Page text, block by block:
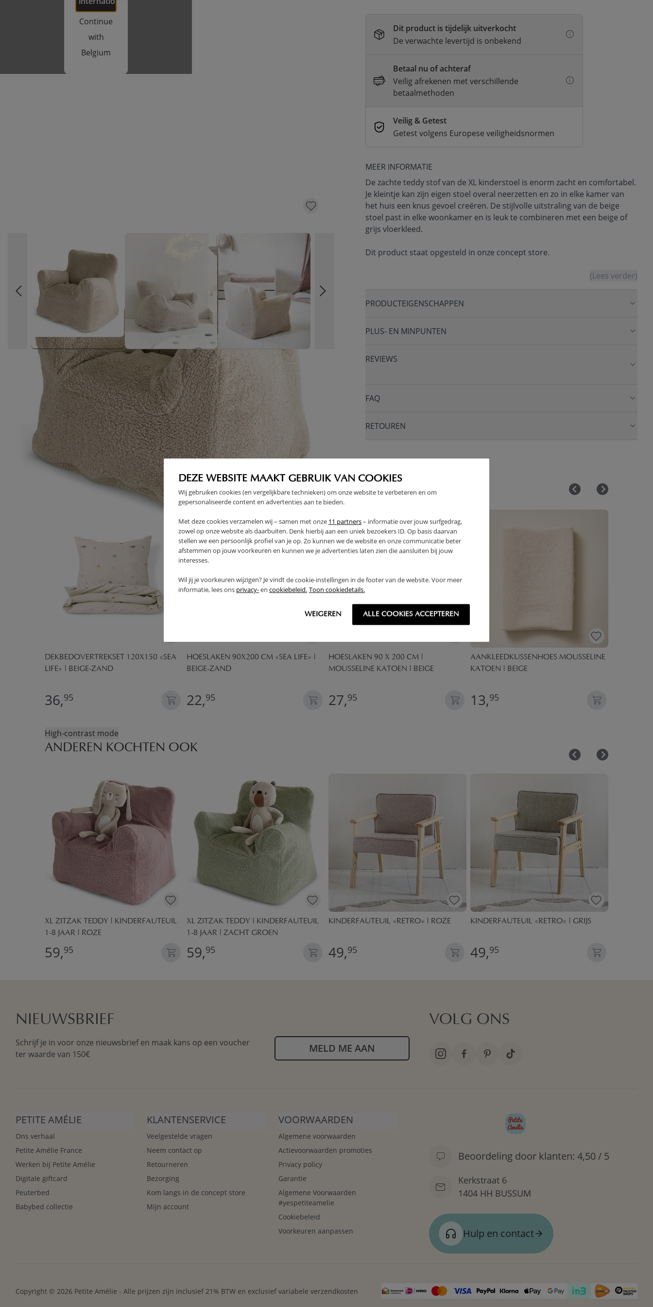
DEZE WEBSITE MAAKT GEBRUIK VAN COOKIES
Wij gebruiken cookies (en vergelijkbare technieken) om onze website te verbeteren en om
gepersonaliseerde content en advertenties aan te bieden.
Met deze cookies verzamelen wij – samen met onze 11 partners– informatie over jouw surfgedrag,
zowel op onze website als daarbuiten. Denk hierbij aan een uniek bezoekers ID. Op basis daarvan
stellen we een persoonlijk profiel van je op. Zo kunnen we de website en onze communicatie beter
afstemmen op jouw voorkeuren en kunnen we je advertenties laten zien die aansluiten bij jouw
interesses.
Wil jij je voorkeuren wijzigen? Je vindt de cookie-instellingen in de footer van de website. Voor meer
informatie, lees ons privacy-en cookiebeleid. Toon cookiedetails.
WEIGEREN ALLE COOKIES ACCEPTEREN
Continue
with
Belgium
Dit product is tijdelijk uitverkocht
De verwachte levertijd is onbekend
Betaal nu of achteraf
Veilig afrekenen met verschillende
betaalmethoden
Veilig & Getest
Getest volgens Europese veiligheidsnormen
MEER INFORMATIE
De zachte teddy stof van de XL kinderstoel is enorm zacht en comfortabel.
Je kleintje kan zijn eigen stoel overal neerzetten en zo in elke kamer van
het huis een knus gevoel creëren. De stijlvolle uitstraling van de beige
stoel past in elke woonkamer en is leuk te combineren met een beige of
grijs vloerkleed.
Dit product staat opgesteld in onze concept store.
(Lees verder)
PRODUCTEIGENSCHAPPEN
PLUS- EN MINPUNTEN
REVIEWS
FAQ
RETOUREN
High-contrast mode
VAAK SAMEN GEKOCHT
DEKBEDOVERTREKSET 120X150 «SEA
LIFE» | BEIGE-ZAND
36,95
HOESLAKEN 90X200 CM «SEA LIFE» |
BEIGE-ZAND
22,95
HOESLAKEN 90 X 200 CM |
MOUSSELINE KATOEN | BEIGE
27,95
AANKLEEDKUSSENHOES MOUSSELINE
KATOEN | BEIGE
13,95
High-contrast mode
ANDEREN KOCHTEN OOK
XL ZITZAK TEDDY | KINDERFAUTEUIL
1-8 JAAR | ROZE
59,95
XL ZITZAK TEDDY | KINDERFAUTEUIL
1-8 JAAR | ZACHT GROEN
59,95
KINDERFAUTEUIL «RETRO» | ROZE
49,95
KINDERFAUTEUIL «RETRO» | GRIJS
49,95
NIEUWSBRIEF
Schrijf je in voor onze nieuwsbrief en maak kans op een voucher
ter waarde van 150€
MELD ME AAN
VOLG ONS
PETITE AMÉLIE
Ons verhaal
Petite Amélie France
Werken bij Petite Amélie
Digitale giftcard
Peuterbed
Babybed collectie
KLANTENSERVICE
Veelgestelde vragen
Neem contact op
Retourneren
Bezorging
Kom langs in de concept store
Mijn account
VOORWAARDEN
Algemene voorwaarden
Actievoorwaarden promoties
Privacy policy
Garantie
Algemene Voorwaarden
#yespetiteamelie
Cookiebeleid
Voorkeuren aanpassen
Beoordeling door klanten: 4,50 / 5
Kerkstraat 6
1404 HH BUSSUM
Hulp en contact
Copyright © 2026 Petite Amélie - Alle prijzen zijn inclusief 21% BTW en exclusief variabele verzendkosten